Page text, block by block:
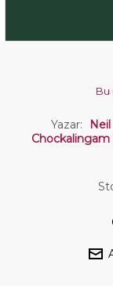
Bu
Yazar:
Chockalingam